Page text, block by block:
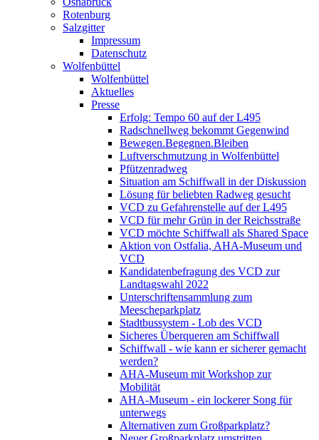
Rotenburg
Salzgitter
Impressum
Datenschutz
Wolfenbüttel
Wolfenbüttel
Aktuelles
Presse
Erfolg: Tempo 60 auf der L495
Radschnellweg bekommt Gegenwind
Bewegen.Begegnen.Bleiben
Luftverschmutzung in Wolfenbüttel
Pfützenradweg
Situation am Schiffwall in der Diskussion
Lösung für beliebten Radweg gesucht
VCD zu Gefahrenstelle auf der L495
VCD für mehr Grün in der Reichsstraße
VCD möchte Schiffwall als Shared Space
Aktion von Ostfalia, AHA-Museum und
VCD
Kandidatenbefragung des VCD zur
Landtagswahl 2022
Unterschriftensammlung zum
Meescheparkplatz
Stadtbussystem - Lob des VCD
Sicheres Überqueren am Schiffwall
Schiffwall - wie kann er sicherer gemacht
werden?
AHA-Museum mit Workshop zur
Mobilität
AHA-Museum - ein lockerer Song für
unterwegs
Alternativen zum Großparkplatz?